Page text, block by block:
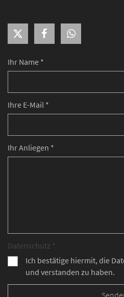
Ihr Name *
Ihre E-Mail *
Ihr Anliegen *
Datenschutz *
Ich bestätige hiermit, die
und verstanden zu haben.